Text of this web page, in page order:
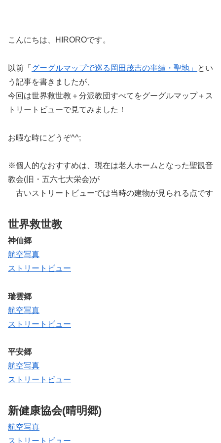
こんにちは、HIROROです。
以前「 グーグルマップで巡る岡田茂吉の事績・聖地」
とい
う記事を書きましたが、
今回は世界救世教＋分派教団すべてをグーグルマップ＋ス
トリートビューで見てみました！
お暇な時にどうぞ^^;
※個人的なおすすめは、現在は老人ホームとなった聖観音
教会(旧・五六七大栄会)が
古いストリートビューでは当時の建物が見られる点です
世界救世教
神仙郷
航空写真
ストリートビュー
瑞雲郷
航空写真
ストリートビュー
平安郷
航空写真
ストリートビュー
新健康協会(晴明郷)
航空写真
ストリートビュー